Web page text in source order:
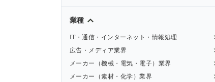
業種
IT・通信・インターネット・情報処理
広告・メディア業界
メーカー（機械・電気・電子）業界
メーカー（素材・化学）業界